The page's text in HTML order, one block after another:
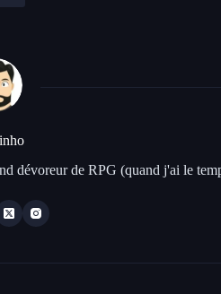
dévoreur de RPG (quand j'ai le